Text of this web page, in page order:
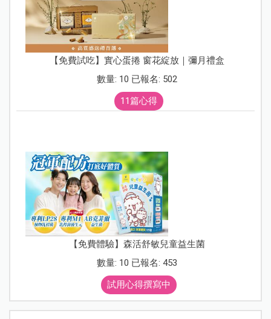
【免費試吃】實心蛋捲 窗花綻放｜彌月禮盒
數量: 10 已報名: 502
11篇心得
【免費體驗】森活舒敏兒童益生菌
數量: 10 已報名: 453
試用心得撰寫中